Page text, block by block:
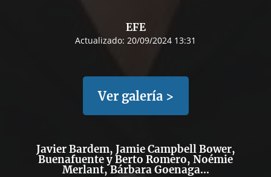
EFE
Actualizado: 20/09/2024 13:31
Ver galería >
Javier Bardem, Jamie Campbell Bower,
Buenafuente y Berto Romero, Noémie
Merlant, Bárbara Goenaga...